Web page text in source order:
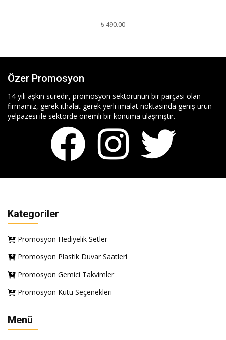
₺ 490.00
Özer Promosyon
14 yılı aşkın süredir, promosyon sektörünün bir parçası olan
firmamız, gerek ithalat gerek yerli imalat noktasında geniş ürün
yelpazesi ile sektörde önemli bir konuma ulaşmıştır.
Kategoriler
Promosyon Hediyelik Setler
Promosyon Plastik Duvar Saatleri
Promosyon Gemici Takvimler
Promosyon Kutu Seçenekleri
Menü